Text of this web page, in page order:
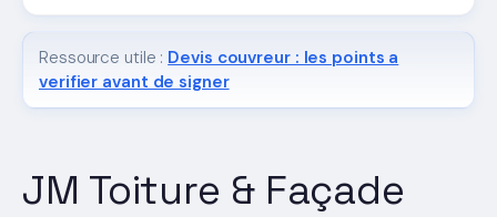
JM Toiture & Façade
Ressource utile : Devis couvreur : les points a
verifier avant de signer